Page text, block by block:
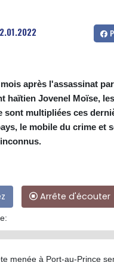
après l'assassinat
haïtien Jovenel Moïse,
sont multipliées ces
le mobile du crime et
Arrête d'écouter
menée à Port-au-Prince